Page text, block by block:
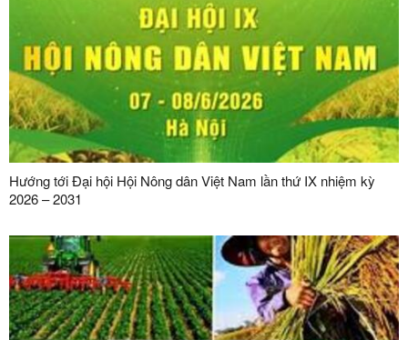
Hướng tới Đại hội Hội Nông dân Việt Nam lần thứ IX nhiệm kỳ
2026 – 2031